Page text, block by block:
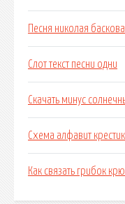
Песня николая
Слот текст песни одни
Скачать минус
Схема алфавит
Как связать грибок